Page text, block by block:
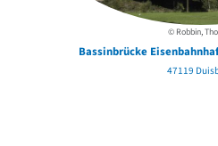
© Robbin,
Bassinbrücke
47119